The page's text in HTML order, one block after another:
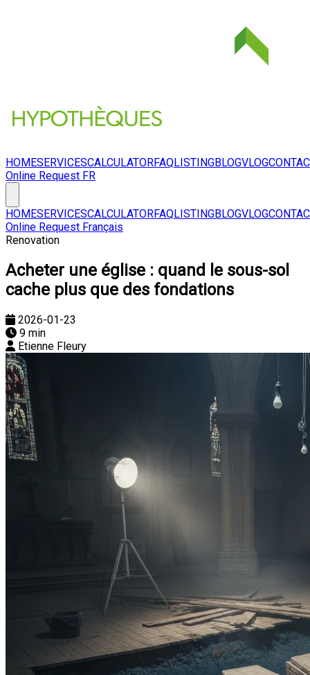
HOMESERVICESCALCULATORFAQLISTINGBLOGVLOG
Online Request FR
HOMESERVICESCALCULATORFAQLISTINGBLOGVLOG
Online Request Français
Renovation
Acheter une église : quand le sous-sol
cache plus que des fondations
2026-01-23
9 min
Etienne Fleury